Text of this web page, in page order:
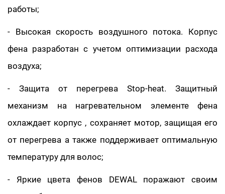
работы;
- Высокая скорость воздушного потока. Корпус
фена разработан с учетом оптимизации расхода
воздуха;
- Защита от перегрева Stop-heat. Защитный
механизм на нагревательном элементе фена
охлаждает корпус , сохраняет мотор, защищая его
от перегрева а также поддерживает оптимальную
температуру для волос;
- Яркие цвета фенов DEWAL поражают своим